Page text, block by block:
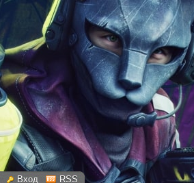
Вход RSS